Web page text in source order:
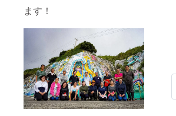
ます！